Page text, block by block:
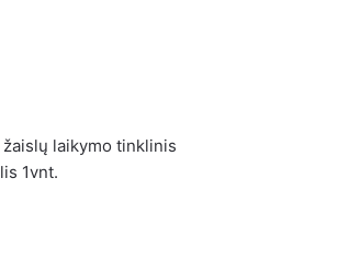
žaislų laikymo tinklinis
1vnt.